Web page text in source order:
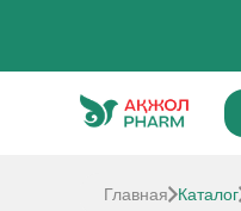
Главная Каталог